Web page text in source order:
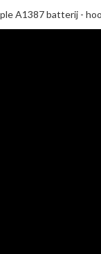
A1387 batterij -